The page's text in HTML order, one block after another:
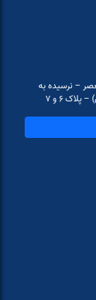
– نرسیده به
۶ و ۷